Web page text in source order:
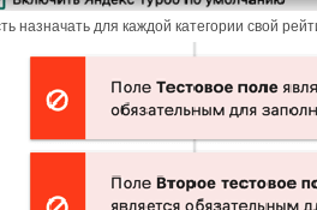
назначать для каждой категории свой